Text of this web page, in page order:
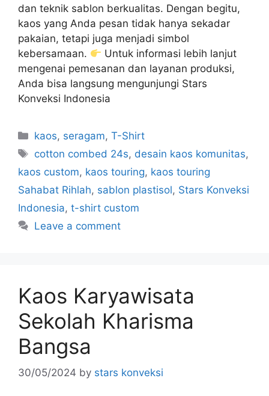
dan teknik sablon berkualitas. Dengan begitu,
kaos yang Anda pesan tidak hanya sekadar
pakaian, tetapi juga menjadi simbol
kebersamaan.
Untuk informasi lebih lanjut
mengenai pemesanan dan layanan produksi,
Anda bisa langsung mengunjungi Stars
Konveksi Indonesia
kaos, seragam,T-Shirt
cotton combed 24s, desain kaos komunitas,
kaos custom, kaos touring, kaos touring
Sahabat Rihlah, sablon plastisol, Stars Konveksi
Indonesia, t-shirt custom
Leave a comment
Kaos Karyawisata
Sekolah Kharisma
Bangsa
30/05/2024 by stars konveksi